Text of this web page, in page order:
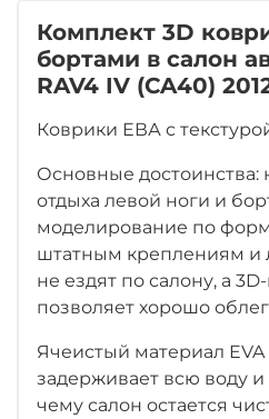
Комплект 3D
бортами в салон
RAV4 IV (CA40)
Коврики ЕВА с
Основные достоинства:
отдыха левой ноги и
моделирование по
штатным креплениям и
не ездят по салону, а
позволяет хорошо
Ячеистый материал
задерживает всю воду и
чему салон остается